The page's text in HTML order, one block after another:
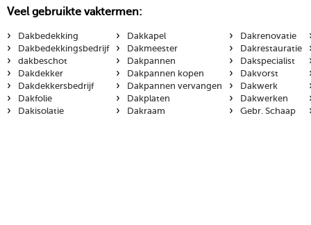
Veel gebruikte vaktermen:
›
Dakbedekking
› Dakbedekkingsbedrijf
› dakbeschot
› Dakdekker
› Dakdekkersbedrijf
› Dakfolie
› Dakisolatie
› Dakkapel
› Dakmeester
› Dakpannen
› Dakpannen kopen
› Dakpannen vervangen
› Dakplaten
› Dakraam
› Dakrenovatie
› Dakrestauratie
› Dakspecialist
› Dakvorst
› Dakwerk
› Dakwerken
› Gebr. Schaap